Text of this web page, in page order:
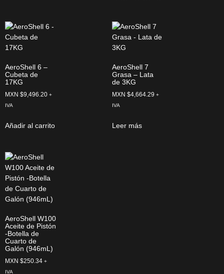
AeroShell 6 –
Cubeta de
17KG
MXN $9,496.20 +
IVA
Añadir al carrito
AeroShell 7
Grasa – Lata
de 3KG
MXN $4,664.29 +
IVA
Leer más
AeroShell W100
Aceite de Pistón
-Botella de
Cuarto de
Galón (946mL)
MXN $250.34 +
IVA